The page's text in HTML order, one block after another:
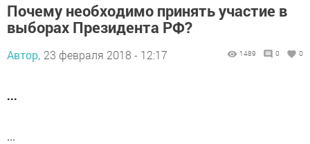
Почему необходимо принять участие в
выборах Президента РФ?
Автор, 23 февраля 2018 - 12:17 1489 0 0
...
...